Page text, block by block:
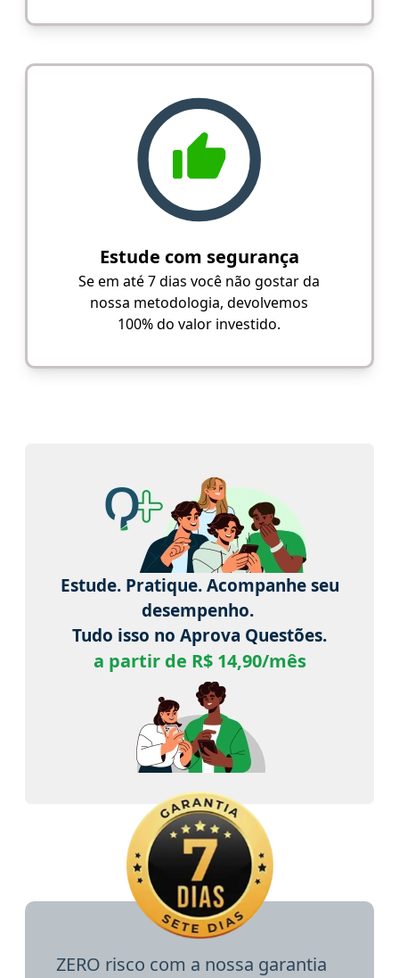
Estude com segurança
Se em até 7 dias você não gostar da
nossa metodologia, devolvemos
100% do valor investido.
Estude. Pratique. Acompanhe seu
desempenho.
Tudo isso no Aprova Questões.
a partir de R$ 14,90/mês
ZERO risco com a nossa garantia